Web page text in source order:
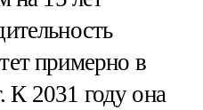
примерно в
К 2031 году она